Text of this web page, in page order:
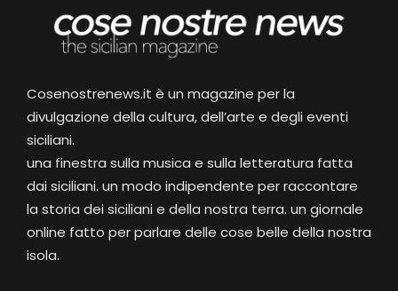
Cosenostrenews.it è un magazine per la
divulgazione della cultura, dell’arte e degli eventi
siciliani.
una finestra sulla musica e sulla letteratura fatta
dai siciliani. un modo indipendente per raccontare
la storia dei siciliani e della nostra terra. un giornale
online fatto per parlare delle cose belle della nostra
isola.